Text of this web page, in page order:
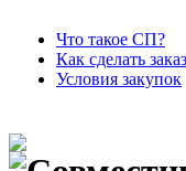
Что такое СП?
Как сделать заказ
Условия закупок